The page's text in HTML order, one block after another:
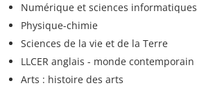
Numérique et sciences informatiques
Physique-chimie
Sciences de la vie et de la Terre
LLCER anglais - monde contemporain
Arts : histoire des arts